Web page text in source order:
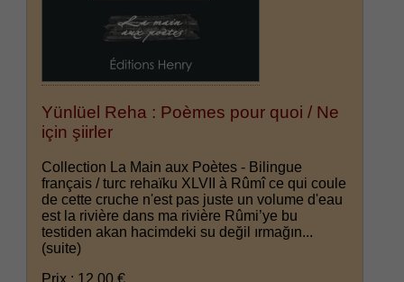
Yünlüel Reha : Poèmes pour quoi / Ne
için şiirler
Collection La Main aux Poètes - Bilingue
français / turc rehaïku XLVII à Rûmî ce qui coule
de cette cruche n'est pas juste un volume d'eau
est la rivière dans ma rivière Rûmi’ye bu
testiden akan hacimdeki su değil ırmağın...
(suite)
Prix : 12.00 €